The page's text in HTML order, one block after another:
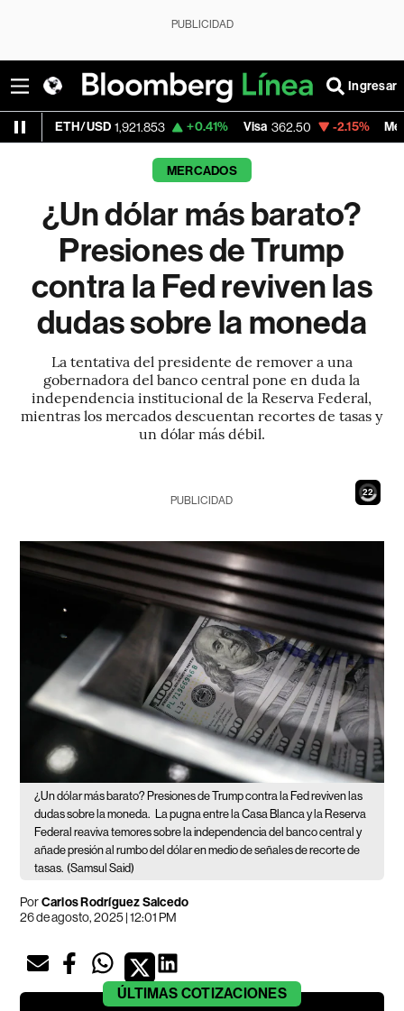
PUBLICIDAD
Ingresar
1,921.853 +0.41% Visa 362.50 -2.15% MercadoLibre
MERCADOS
¿Un dólar más barato?
Presiones de Trump
contra la Fed reviven las
dudas sobre la moneda
La tentativa del presidente de remover a una
gobernadora del banco central pone en duda la
independencia institucional de la Reserva Federal,
mientras los mercados descuentan recortes de tasas y
un dólar más débil.
20
PUBLICIDAD
¿Un dólar más barato? Presiones de Trump contra la Fed reviven las
dudas sobre la moneda. La pugna entre la Casa Blanca y la Reserva
Federal reaviva temores sobre la independencia del banco central y
añade presión al rumbo del dólar en medio de señales de recorte de
tasas. (Samsul Said)
PorCarlos Rodríguez Salcedo
26 de agosto, 2025 | 12:01 PM
ÚLTIMAS COTIZACIONES